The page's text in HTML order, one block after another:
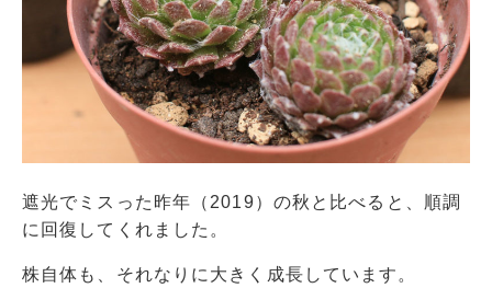
遮光でミスった昨年（2019）の秋と比べると、順調
に回復してくれました。
株自体も、それなりに大きく成長しています。